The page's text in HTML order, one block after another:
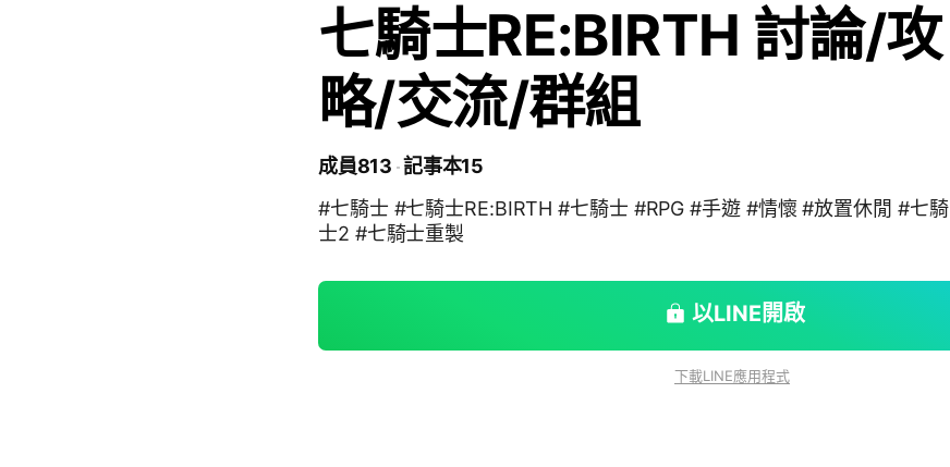
七騎士RE:BIRTH 討論/攻
略/交流/群組
成員813 記事本15
#七騎士 #七騎士RE:BIRTH #七騎士 #RPG #手遊 #情懷 #放置休閒 #七騎
士2 #七騎士重製
以LINE開啟
下載LINE應用程式